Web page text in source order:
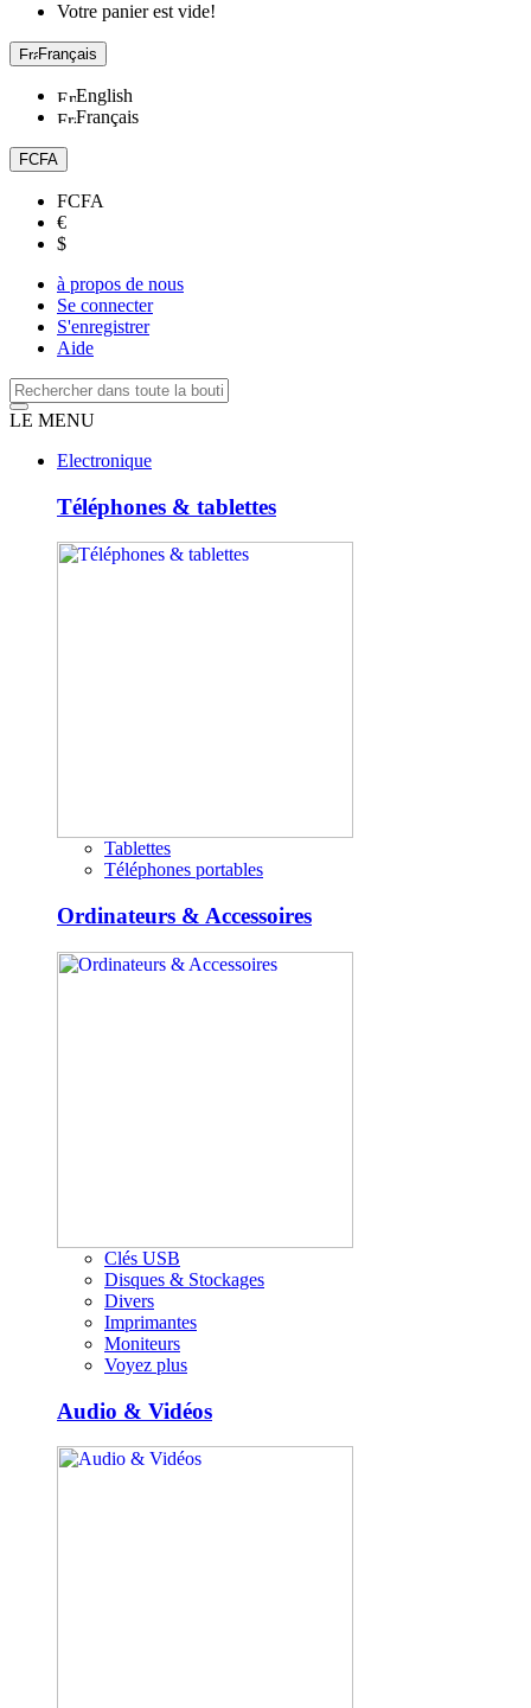
Votre panier est vide!
Français
English
Français
FCFA
FCFA
€
$
à propos de nous
Se connecter
S'enregistrer
Aide
LE MENU
Electronique
Téléphones & tablettes
Tablettes
Téléphones portables
Ordinateurs & Accessoires
Clés USB
Disques & Stockages
Divers
Imprimantes
Moniteurs
Voyez plus
Audio & Vidéos